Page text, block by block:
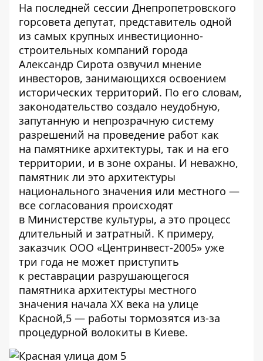
На последней сессии Днепропетровского
горсовета депутат, представитель одной
из самых крупных инвестиционно-
строительных компаний города
Александр Сирота озвучил мнение
инвесторов, занимающихся освоением
исторических территорий. По его словам,
законодательство создало неудобную,
запутанную и непрозрачную систему
разрешений на проведение работ как
на памятнике архитектуры, так и на его
территории, и в зоне охраны. И неважно,
памятник ли это архитектуры
национального значения или местного —
все согласования происходят
в Министерстве культуры, а это процесс
длительный и затратный. К примеру,
заказчик ООО «Центринвест-2005» уже
три года не может приступить
к реставрации разрушающегося
памятника архитектуры местного
значения начала XX века на улице
Красной,5 — работы тормозятся из-за
процедурной волокиты в Киеве.